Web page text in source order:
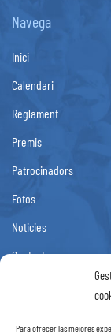
Para ofrecer las mejores
Navega
Inici
Calendari
Reglament
Premis
Patrocinadors
Fotos
Noticies
Contacte